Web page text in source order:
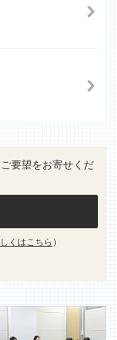
要望をお寄せくだ
くはこちら ）